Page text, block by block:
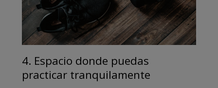
4. Espacio donde puedas
practicar tranquilamente